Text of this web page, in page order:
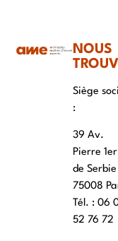
NOUS
Siège
:
39 Av.
Pierre 1er
de Serbie
75008
Tél. : ‭06
52 76 72